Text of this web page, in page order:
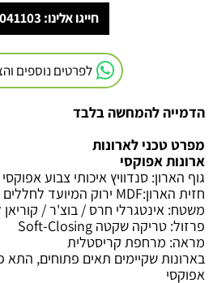
חייגו אלינו: 054-9041103
לפרטים נוספים
הדמייה להמחשה בלבד
מפרט טכני לארונות
ארונות אפוקסי
גוף הארון: סנדוויץ איכותי צבוע אפוקסי
חזית הארון:MDF
ירוק המיועד
משטח: אינטגרלי חרס / בוצ'ר /
פרזול: טריקה שקטה Soft-Closing
מראה: מרחפת קריסטלית
בארונות שקיימים תאים פתוחים, התא
אפוקסי